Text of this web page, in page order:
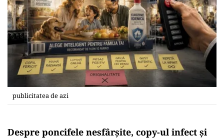
publicitatea de azi
Despre poncifele nesfârșite, copy-ul infect și